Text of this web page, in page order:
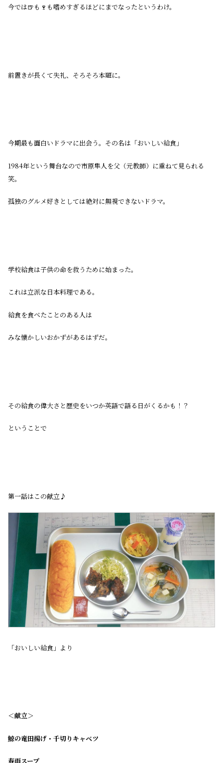
今では🍺も🍷も嗜めすぎるほどにまでなったというわけ。
前置きが長くて失礼、そろそろ本題に。
今期最も面白いドラマに出会う。その名は「おいしい給食」
1984年という舞台なので市原隼人を父（元教師）に重ねて見られる
笑。
孤独のグルメ好きとしては絶対に無視できないドラマ。
学校給食は子供の命を救うために始まった。
これは立派な日本料理である。
給食を食べたことのある人は
みな懐かしいおかずがあるはずだ。
その給食の偉大さと歴史をいつか英語で語る日がくるかも！？
ということで
第一話はこの献立♪
「おいしい給食」より
＜献立＞
鯨の竜田揚げ・千切りキャベツ
春雨スープ